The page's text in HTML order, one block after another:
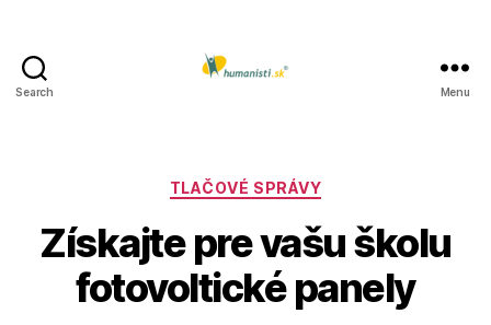
Search Menu
Kategórie
TLAČOVÉ SPRÁVY
Získajte pre vašu školu
fotovoltické panely